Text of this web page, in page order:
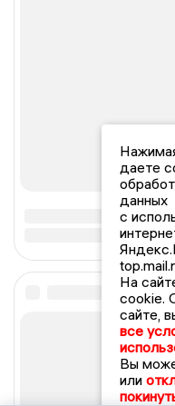
даете
данных
с
На
cookie.
сайте,
все
Вы
или